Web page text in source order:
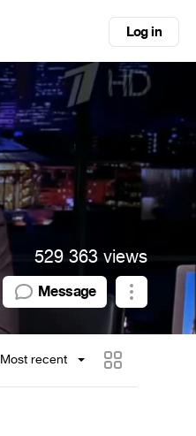
Log in
529 363 views
Message
Most recent